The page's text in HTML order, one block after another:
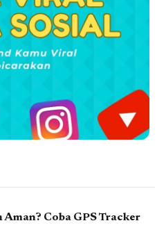
Coba GPS Tracker